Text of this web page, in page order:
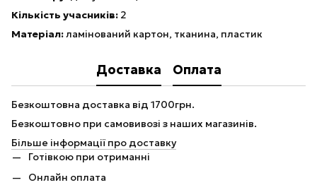
Кількість учасників: 2
Матеріал:ламінований картон, тканина, пластик
Доставка Оплата
Безкоштовна доставка від 1700грн.
Безкоштовно при самовивозі з наших магазинів.
Більше інформації про доставку
Готівкою при отриманні
Онлайн оплата